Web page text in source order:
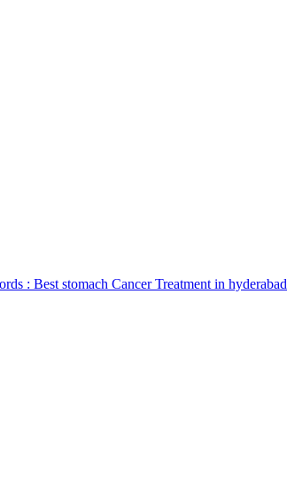
: Best stomach Cancer Treatment in hyderabad